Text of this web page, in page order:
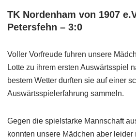
TK Nordenham von 1907
Petersfehn – 3:0
Voller Vorfreude fuhren unsere
Lotte zu ihrem ersten Auswärtsspiel
bestem Wetter durften sie auf einer
Auswärtsspielerfahrung sammeln.
Gegen die spielstarke Mannschaft
konnten unsere Mädchen aber